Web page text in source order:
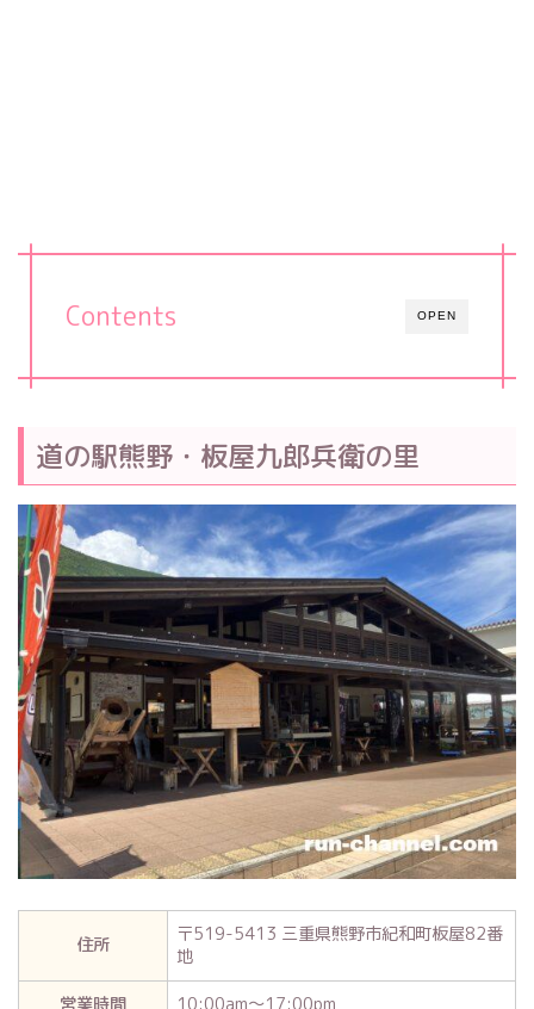
OPEN
Contents
道の駅熊野・板屋九郎兵衛の里
住所
〒519-5413 三重県熊野市紀和町板屋82番
地